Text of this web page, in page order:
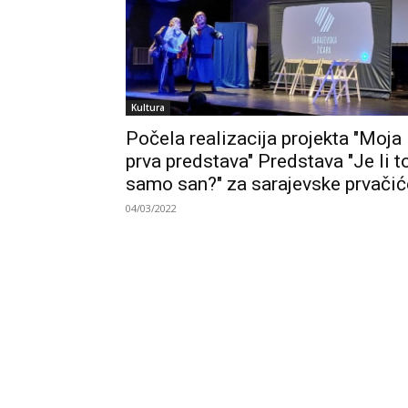
Kultura
Počela realizacija projekta "Moja
prva predstava" Predstava "Je li
samo san?" za sarajevske
04/03/2022